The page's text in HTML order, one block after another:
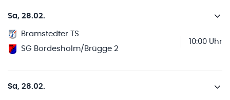
Sa, 28.02.
Bramstedter TS
SG Bordesholm/Brügge 2
10:00 Uhr
Sa, 28.02.